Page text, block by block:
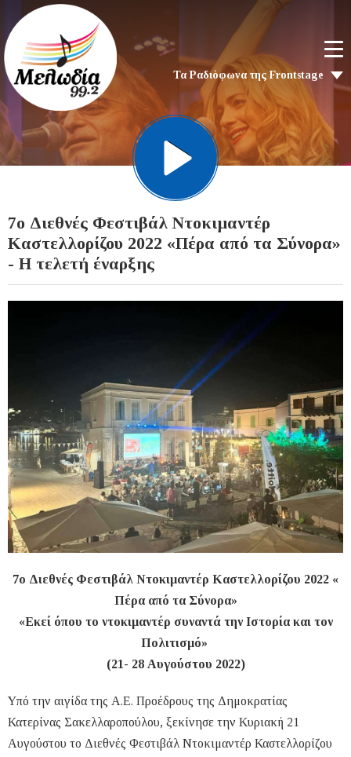
Τα Ραδιόφωνα της Frontstage
7ο Διεθνές Φεστιβάλ Ντοκιμαντέρ
Καστελλορίζου 2022 «Πέρα από τα Σύνορα»
- Η τελετή έναρξης
7ο Διεθνές Φεστιβάλ Ντοκιμαντέρ Καστελλορίζου 2022 «
Πέρα από τα Σύνορα»
«Εκεί όπου το ντοκιμαντέρ συναντά την Ιστορία και τον
Πολιτισμό»
(21- 28 Αυγούστου 2022)
Υπό την αιγίδα της Α.Ε. Προέδρους της Δημοκρατίας
Κατερίνας Σακελλαροπούλου, ξεκίνησε την Κυριακή 21
Αυγούστου το Διεθνές Φεστιβάλ Ντοκιμαντέρ Καστελλορίζου